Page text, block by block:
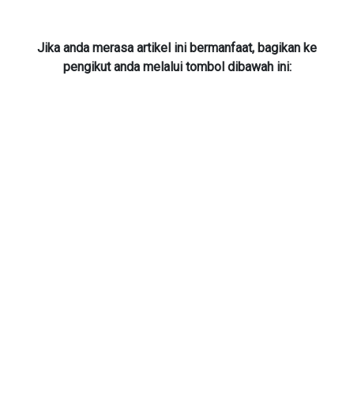
Jika anda merasa artikel ini bermanfaat, bagikan ke
pengikut anda melalui tombol dibawah ini: